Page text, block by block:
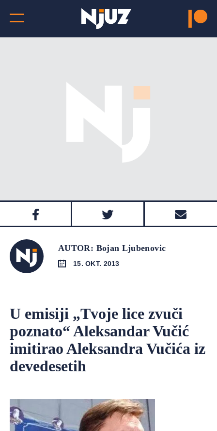
AUTOR: Bojan Ljubenovic
15. OKT. 2013
U emisiji „Tvoje lice zvuči
poznato“ Aleksandar Vučić
imitirao Aleksandra Vučića iz
devedesetih